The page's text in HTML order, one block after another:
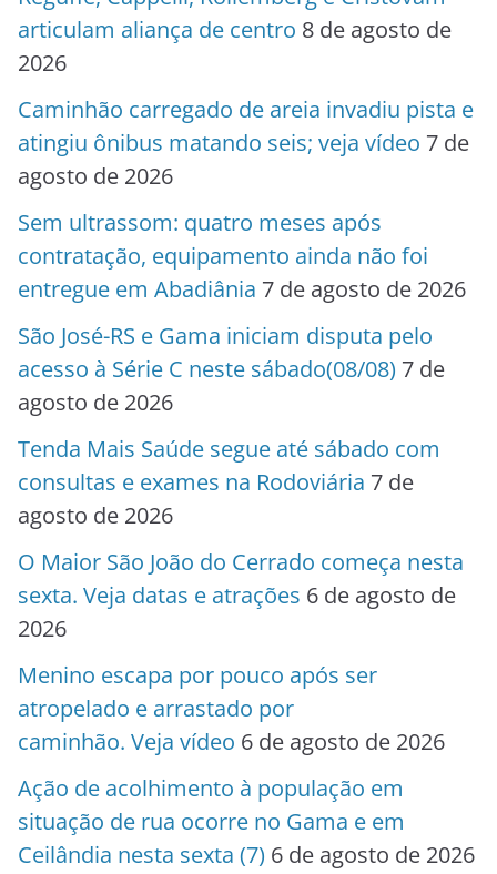
articulam aliança de centro 8 de agosto de
2026
Caminhão carregado de areia invadiu pista e
atingiu ônibus matando seis; veja vídeo 7 de
agosto de 2026
Sem ultrassom: quatro meses após
contratação, equipamento ainda não foi
entregue em Abadiânia 7 de agosto de 2026
São José-RS e Gama iniciam disputa pelo
acesso à Série C neste sábado(08/08) 7 de
agosto de 2026
Tenda Mais Saúde segue até sábado com
consultas e exames na Rodoviária 7 de
agosto de 2026
O Maior São João do Cerrado começa nesta
sexta. Veja datas e atrações 6 de agosto de
2026
Menino escapa por pouco após ser
atropelado e arrastado por
caminhão. Veja vídeo 6 de agosto de 2026
Ação de acolhimento à população em
situação de rua ocorre no Gama e em
Ceilândia nesta sexta (7) 6 de agosto de 2026